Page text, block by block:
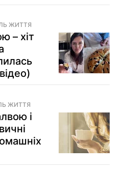
ЖИТТЯ
– хіт
ЖИТТЯ
і